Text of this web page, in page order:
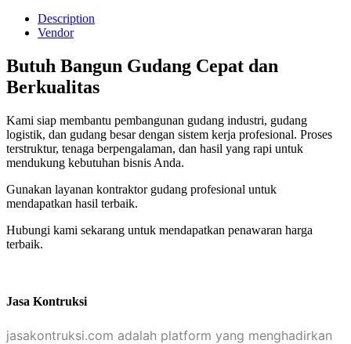
Description
Vendor
Butuh Bangun Gudang Cepat dan
Berkualitas
Kami siap membantu pembangunan gudang industri, gudang
logistik, dan gudang besar dengan sistem kerja profesional. Proses
terstruktur, tenaga berpengalaman, dan hasil yang rapi untuk
mendukung kebutuhan bisnis Anda.
Gunakan layanan kontraktor gudang profesional untuk
mendapatkan hasil terbaik.
Hubungi kami sekarang untuk mendapatkan penawaran harga
terbaik.
Jasa Kontruksi
jasakontruksi.com adalah platform yang menghadirkan